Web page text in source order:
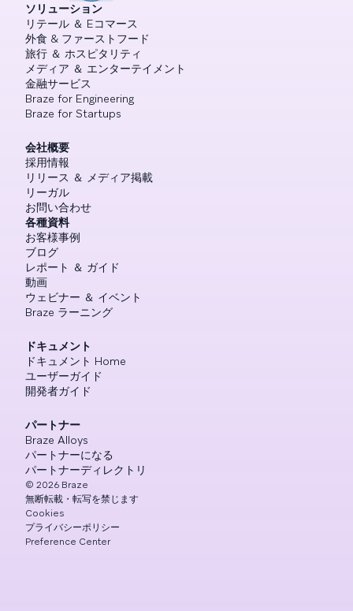
ソリューション
リテール ＆ Eコマース
外食 & ファーストフード
旅行 ＆ ホスピタリティ
メディア ＆ エンターテイメント
金融サービス
Braze for Engineering
Braze for Startups
会社概要
採用情報
リリース ＆ メディア掲載
リーガル
お問い合わせ
各種資料
お客様事例
ブログ
レポート ＆ ガイド
動画
ウェビナー ＆ イベント
Braze ラーニング
ドキュメント
ドキュメント Home
ユーザーガイド
開発者ガイド
パートナー
Braze Alloys
パートナーになる
パートナーディレクトリ
© 2026 Braze
無断転載・転写を禁じます
Cookies
プライバシーポリシー
Preference Center